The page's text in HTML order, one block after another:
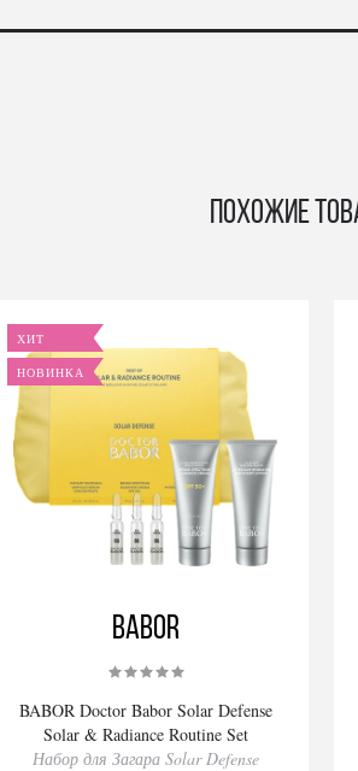
Похожие
ХИТ
НОВИНКА
BABOR
BABOR Doctor Babor Solar Defense
Solar & Radiance Routine Set
Набор для Загара Solar Defense